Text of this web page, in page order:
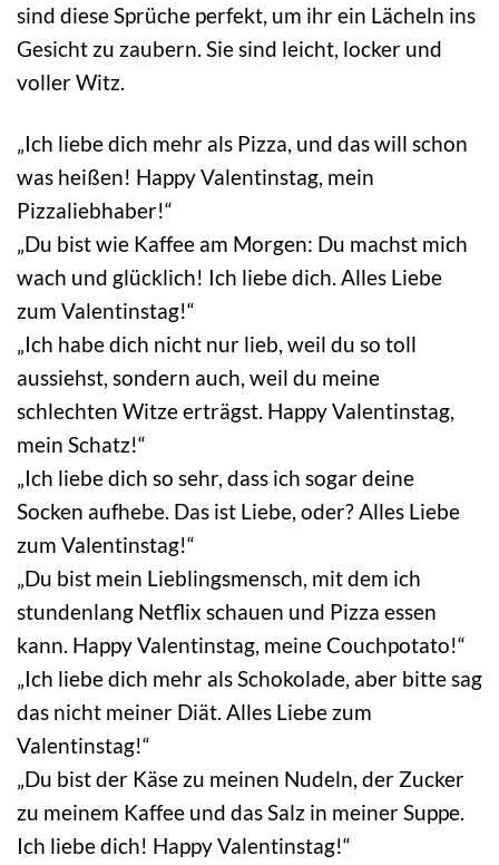
sind diese Sprüche perfekt, um ihr ein Lächeln ins
Gesicht zu zaubern. Sie sind leicht, locker und
voller Witz.
„Ich liebe dich mehr als Pizza, und das will schon
was heißen! Happy Valentinstag, mein
Pizzaliebhaber!“
„Du bist wie Kaffee am Morgen: Du machst mich
wach und glücklich! Ich liebe dich. Alles Liebe
zum Valentinstag!“
„Ich habe dich nicht nur lieb, weil du so toll
aussiehst, sondern auch, weil du meine
schlechten Witze erträgst. Happy Valentinstag,
mein Schatz!“
„Ich liebe dich so sehr, dass ich sogar deine
Socken aufhebe. Das ist Liebe, oder? Alles Liebe
zum Valentinstag!“
„Du bist mein Lieblingsmensch, mit dem ich
stundenlang Netflix schauen und Pizza essen
kann. Happy Valentinstag, meine Couchpotato!“
„Ich liebe dich mehr als Schokolade, aber bitte sag
das nicht meiner Diät. Alles Liebe zum
Valentinstag!“
„Du bist der Käse zu meinen Nudeln, der Zucker
zu meinem Kaffee und das Salz in meiner Suppe.
Ich liebe dich! Happy Valentinstag!“